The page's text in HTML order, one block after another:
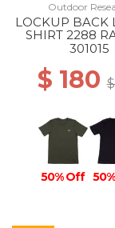
Outdoor
LOCKUP BACK
SHIRT 2288
GREEN
301015
$ 180
50% Off